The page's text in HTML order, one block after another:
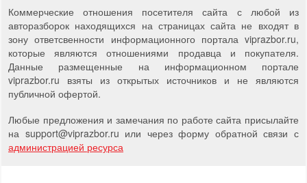
Коммерческие отношения посетителя сайта с любой из
авторазборок находящихся на страницах сайта не входят в
зону ответсвенности информационного портала viprazbor.ru,
которые являются отношениями продавца и покупателя.
Данные размещенные на информационном портале
viprazbor.ru взяты из открытых источников и не являются
публичной офертой.
Любые предложения и замечания по работе сайта присылайте
на support@viprazbor.ru или через форму обратной связи с
администрацией ресурса